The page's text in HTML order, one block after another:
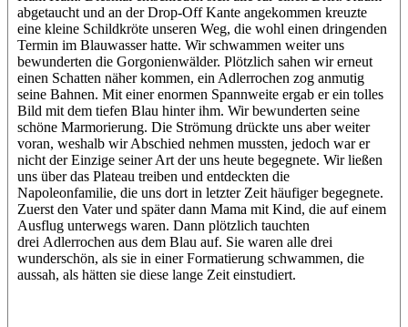
abgetaucht und an der Drop-Off Kante angekommen kreuzte
eine kleine Schildkröte unseren Weg, die wohl einen dringenden
Termin im Blauwasser hatte. Wir schwammen weiter uns
bewunderten die Gorgonienwälder. Plötzlich sahen wir erneut
einen Schatten näher kommen, ein Adlerrochen zog anmutig
seine Bahnen. Mit einer enormen Spannweite ergab er ein tolles
Bild mit dem tiefen Blau hinter ihm. Wir bewunderten seine
schöne Marmorierung. Die Strömung drückte uns aber weiter
voran, weshalb wir Abschied nehmen mussten, jedoch war er
nicht der Einzige seiner Art der uns heute begegnete. Wir ließen
uns über das Plateau treiben und entdeckten die
Napoleonfamilie, die uns dort in letzter Zeit häufiger begegnete.
Zuerst den Vater und später dann Mama mit Kind, die auf einem
Ausflug unterwegs waren. Dann plötzlich tauchten
drei Adlerrochen aus dem Blau auf. Sie waren alle drei
wunderschön, als sie in einer Formatierung schwammen, die
aussah, als hätten sie diese lange Zeit einstudiert.